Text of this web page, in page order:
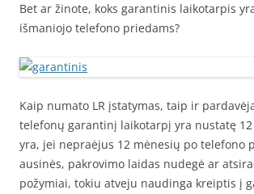
Bet ar žinote, koks garantinis laikotarpis
išmaniojo telefono priedams?
Kaip numato LR įstatymas, taip ir
telefonų garantinį laikotarpį yra nustatę 12
yra, jei nepraėjus 12 mėnesių po telefono
ausinės, pakrovimo laidas nudegė ar
požymiai, tokiu atveju naudinga kreiptis į